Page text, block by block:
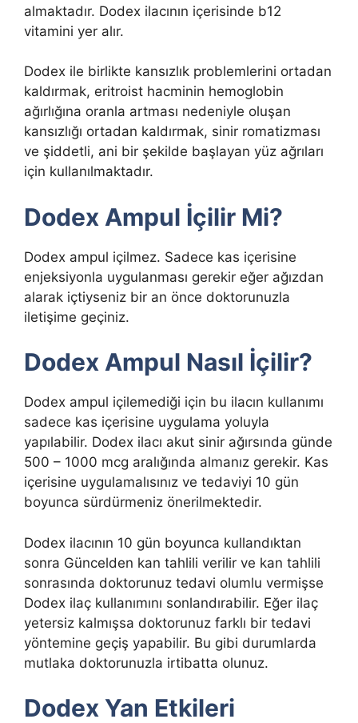
almaktadır. Dodex ilacının içerisinde b12
vitamini yer alır.
Dodex ile birlikte kansızlık problemlerini ortadan
kaldırmak, eritroist hacminin hemoglobin
ağırlığına oranla artması nedeniyle oluşan
kansızlığı ortadan kaldırmak, sinir romatizması
ve şiddetli, ani bir şekilde başlayan yüz ağrıları
için kullanılmaktadır.
Dodex Ampul İçilir Mi?
Dodex ampul içilmez. Sadece kas içerisine
enjeksiyonla uygulanması gerekir eğer ağızdan
alarak içtiyseniz bir an önce doktorunuzla
iletişime geçiniz.
Dodex Ampul Nasıl İçilir?
Dodex ampul içilemediği için bu ilacın kullanımı
sadece kas içerisine uygulama yoluyla
yapılabilir. Dodex ilacı akut sinir ağırsında günde
500 – 1000 mcg aralığında almanız gerekir. Kas
içerisine uygulamalısınız ve tedaviyi 10 gün
boyunca sürdürmeniz önerilmektedir.
Dodex ilacının 10 gün boyunca kullandıktan
sonra Güncelden kan tahlili verilir ve kan tahlili
sonrasında doktorunuz tedavi olumlu vermişse
Dodex ilaç kullanımını sonlandırabilir. Eğer ilaç
yetersiz kalmışsa doktorunuz farklı bir tedavi
yöntemine geçiş yapabilir. Bu gibi durumlarda
mutlaka doktorunuzla irtibatta olunuz.
Dodex Yan Etkileri